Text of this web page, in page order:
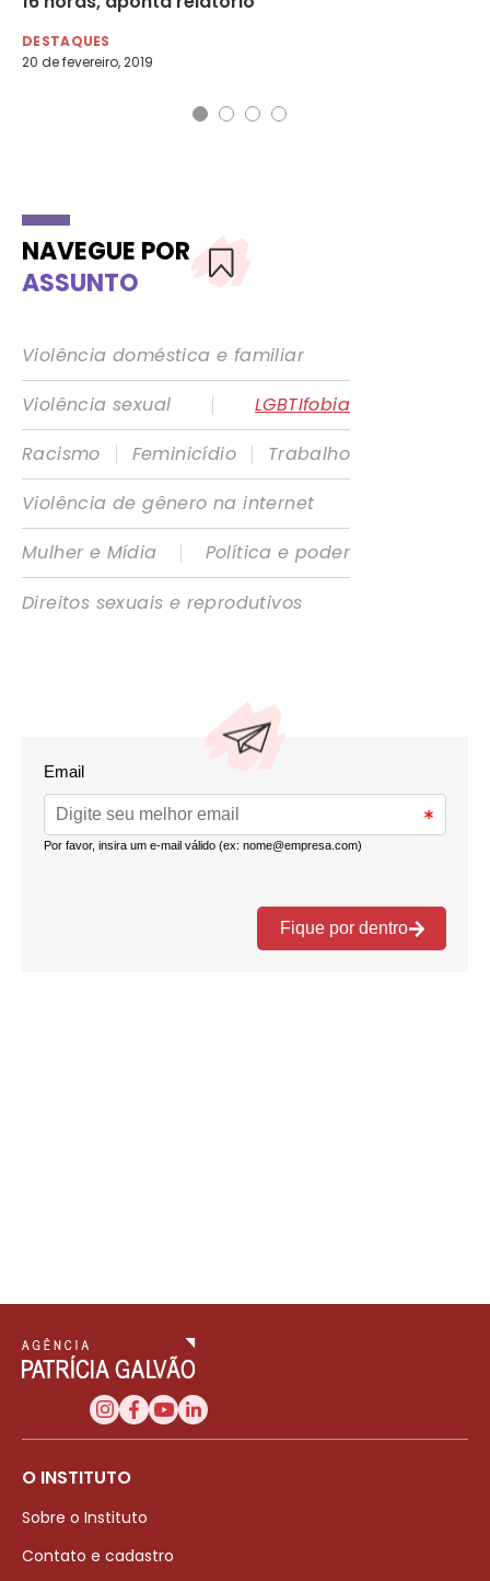
DESTAQUES
20 de fevereiro, 2019
NAVEGUE POR
ASSUNTO
Violência doméstica e familiar
Violência sexual
|
LGBTIfobia
Racismo
| Feminicídio |
Trabalho
Violência de gênero na internet
Mulher e Mídia
|
Política e poder
Direitos sexuais e reprodutivos
O INSTITUTO
Sobre o Instituto
Contato e cadastro